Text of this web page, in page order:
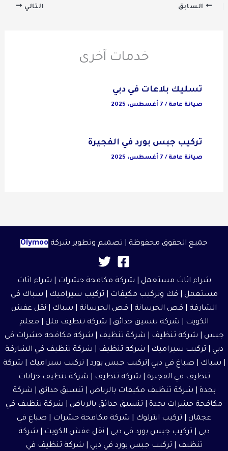
السابق التالي
خدمات آخرى
تسليك بلاعات في دبي
صيانة عامة / 7 أغسطس، 2025
تركيب جبس بورد في الفجيرة
صيانة عامة / 7 أغسطس، 2025
جميع الحقوق محفوظة | تصميم وتطوير شركة Olymoo
شراء اثاث مستعمل شركة مكافحة حشرات
شراء اثاث
مستعمل | فك وتركيب مكيفات | تركيب سيراميك | سباك في
الشارقة
قص الخرسانة | قص الخرسانة | سباك | نقل عفش
الكويت
شركة تنسيق حدائق شركة تنظيف فلل
معلم
جبس
شركة تنظيف شركة تنظيف
شركة مكافحة حشرات في
دبي
تركيب سيراميك شركة تنظيف
شركة تنظيف في الشارقة
| سباك | صباغ في دبي |تركيب جبس بورد | تركيب سيراميك
شركة
تنظيف في الفجيرة
شركة تنظيف
شركة تنظيف خزانات
بجدة
شركة تنظيف مكيفات بالرياض تنسيق حدائق
شركة
مكافحة حشرات بجدة
تنسيق حدائق بالرياض
شركة تنظيف في
عجمان | تركيب انترلوك | شركة مكافحة حشرات
صباغ في
دبي | تركيب جبس بورد في دبي | نقل عفش الكويت | شركة
تنظيف | تركيب جبس بورد في دبي | شركة تنظيف في